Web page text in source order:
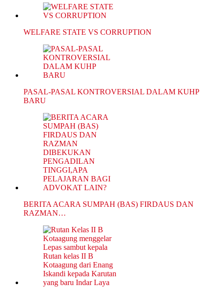
WELFARE STATE VS CORRUPTION
PASAL-PASAL KONTROVERSIAL DALAM KUHP
BARU
BERITA ACARA SUMPAH (BAS) FIRDAUS DAN
RAZMAN…